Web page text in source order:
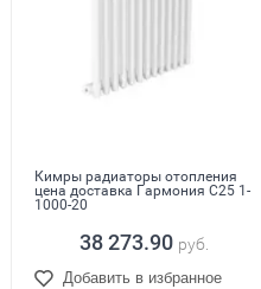
Кимры радиаторы отопления
цена доставка Гармония С25 1-
1000-20
38 273.90 руб.
Добавить в избранное